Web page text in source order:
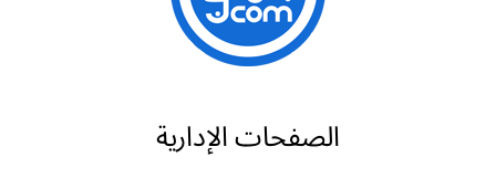
الصفحات الإدارية